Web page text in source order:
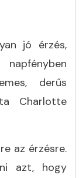
jó érzés,
derűs
Charlotte
az érzésre.
azt, hogy